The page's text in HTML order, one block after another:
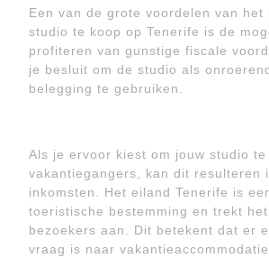
Een van de grote voordelen van het
studio te koop op Tenerife is de
profiteren van gunstige fiscale
je besluit om de studio als
belegging te gebruiken.
Als je ervoor kiest om jouw studio
vakantiegangers, kan dit resulteren
inkomsten. Het eiland Tenerife is
toeristische bestemming en trekt
bezoekers aan. Dit betekent dat er
vraag is naar